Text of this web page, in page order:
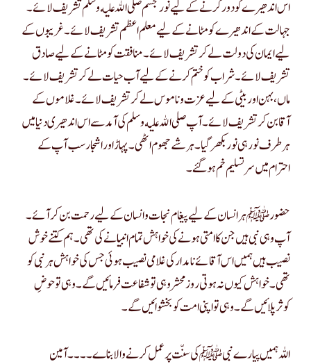
اس اندھیرے کو دور کرنے کے لیے نور مجسم صلى الله عليه وسلم تشریف لائے۔
جہالت کے اندھیرے کو مٹانے کے لیے معلم اعظم تشریف لائے۔ غریبوں کے
لیے ایمان کی دولت لے کر تشریف لائے۔ منافقت کو مٹانے کے لیے صادق
تشریف لائے۔ شراب کو ختم کرنے کے لیے آب حیات لے کر تشریف لائے۔
ماں ، بہن اور بیٹی کے لیے عزت و ناموس لے کر تشریف لائے۔ غلاموں کے
آقا بن کر تشریف لائے۔ آپ صلى الله عليه وسلم کی آمد سے اس اندھیری دنیا میں
ہر طرف نور ہی نور بکھر گیا۔ ہر شے جھوم اٹھی۔ پہاڑ اور اشجار سب آپ کے
احترام میں سرتسلیم خم ہو گئے۔
حضورﷺ ہر انسان کے لیے پیغام نجات و انسان کے لیے رحمت بن کر آئے۔
آپ وہی نبی ہیں جن کا امتی ہونے کی خواہش تمام انبیا نے کی تھی۔ ہم کتنے خوش
نصیب ہیں ہمیں اس آقائے نامدار کی غلامی نصیب ہوئی جس کی خواہش ہر نبی کو
تھی۔ خواہش کیوں نہ ہوتی روز محشر وہی تو شفاعت فرمائیں گے۔ وہی تو حوضِ
کوثر پلائیں گے۔ وہی تو اپنی امت کو بخشوا ئیں گے۔
اللہ ہمیں پیارے نبی ﷺ کی سنّت پر عمل کرنے والا بناے۔۔۔۔ آمین